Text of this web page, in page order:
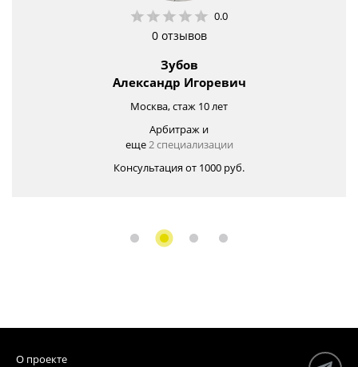
0.0
0 отзывов
Зубов
Александр Игоревич
Москва, стаж 10 лет
Арбитраж и
еще2 специализации
Консультация от 1000 руб.
О проекте